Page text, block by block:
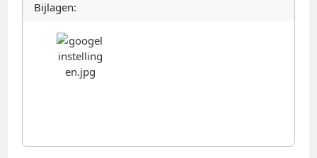
Bijlagen: